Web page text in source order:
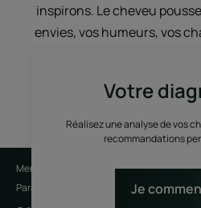
Votre
Réalisez une analyse de vos
recommandations
Je
inspirons. Le cheveu
envies, vos humeurs, vos
discute, on partage, on
Mentions légales
Politique de
Paramètres des cookies